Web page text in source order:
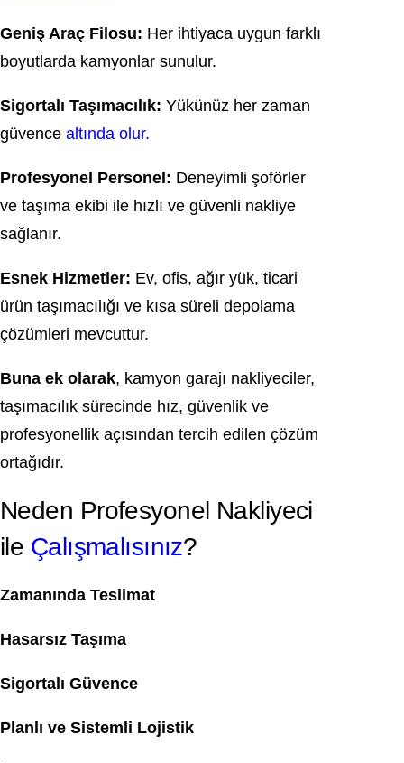
Geniş Araç Filosu: Her ihtiyaca uygun farklı
boyutlarda kamyonlar sunulur.
Sigortalı Taşımacılık: Yükünüz her zaman
güvence altında olur.
Profesyonel Personel: Deneyimli şoförler
ve taşıma ekibi ile hızlı ve güvenli nakliye
sağlanır.
Esnek Hizmetler: Ev, ofis, ağır yük, ticari
ürün taşımacılığı ve kısa süreli depolama
çözümleri mevcuttur.
Buna ek olarak, kamyon garajı nakliyeciler,
taşımacılık sürecinde hız, güvenlik ve
profesyonellik açısından tercih edilen çözüm
ortağıdır.
Neden Profesyonel Nakliyeci
ile Çalışmalısınız?
Zamanında Teslimat
Hasarsız Taşıma
Sigortalı Güvence
Planlı ve Sistemli Lojistik